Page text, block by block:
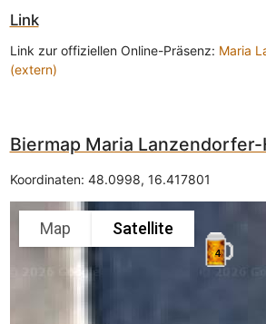
Link
Link zur offiziellen Online-Präsenz: Maria
(extern)
Biermap Maria Lanzendorfer-
Koordinaten: 48.0998, 16.417801
4
Map Satellite